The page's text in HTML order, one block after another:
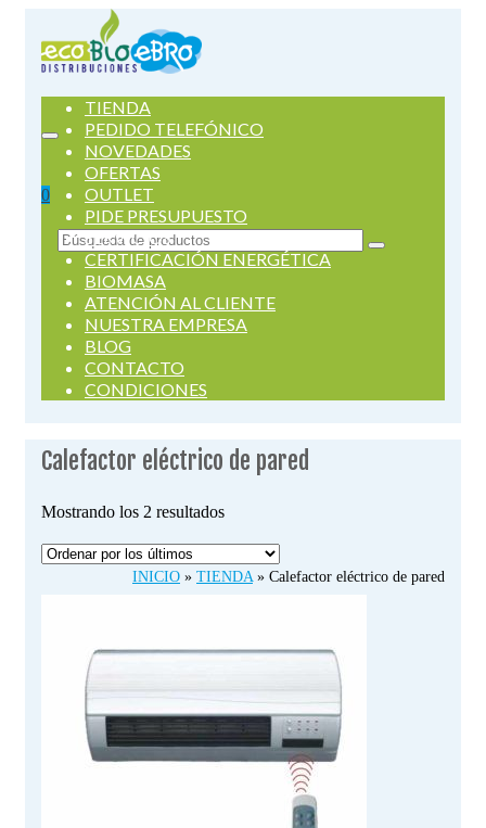
0
Buscar
por:
TIENDA
PEDIDO TELEFÓNICO
NOVEDADES
OFERTAS
OUTLET
PIDE PRESUPUESTO
SERVICIOS
CERTIFICACIÓN ENERGÉTICA
BIOMASA
ATENCIÓN AL CLIENTE
NUESTRA EMPRESA
BLOG
CONTACTO
CONDICIONES
Calefactor eléctrico de pared
Mostrando los 2 resultadosOrdenado
últimos
INICIO » TIENDA » Calefactor eléctrico de pared